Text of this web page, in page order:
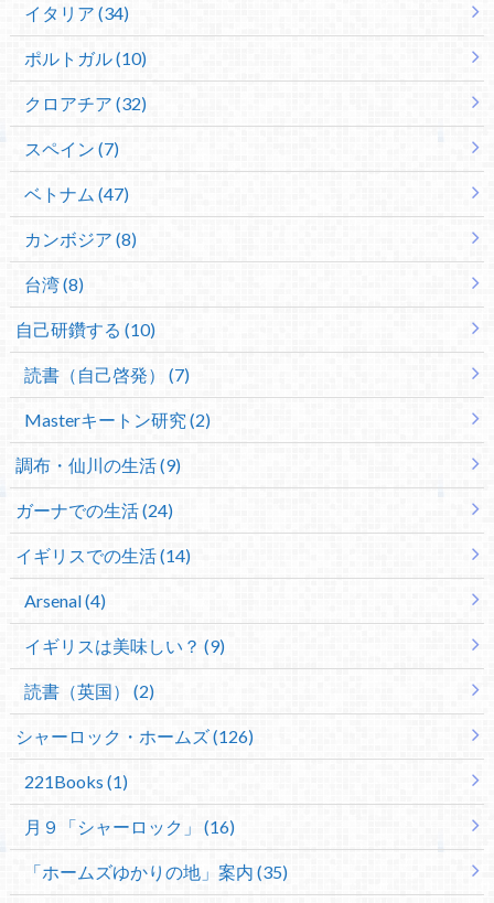
イタリア (34)
ポルトガル (10)
クロアチア (32)
スペイン (7)
ベトナム (47)
カンボジア (8)
台湾 (8)
自己研鑽する (10)
読書（自己啓発） (7)
Masterキートン研究 (2)
調布・仙川の生活 (9)
ガーナでの生活 (24)
イギリスでの生活 (14)
Arsenal (4)
イギリスは美味しい？ (9)
読書（英国） (2)
シャーロック・ホームズ (126)
221Books (1)
月９「シャーロック」 (16)
「ホームズゆかりの地」案内 (35)